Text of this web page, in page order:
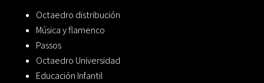
Octaedro distribución
Música y flamenco
Passos
Octaedro Universidad
Educación Infantil